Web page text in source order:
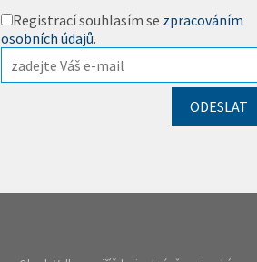
Registrací souhlasím se zpracováním
osobních údajů.